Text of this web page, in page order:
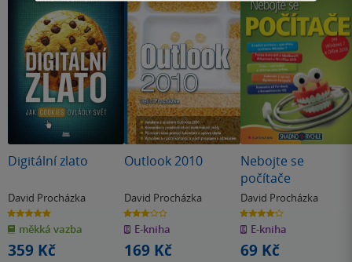
Digitální zlato
David Procházka
5.0
z
5
hvězdiček
měkká vazba
359 Kč
Outlook 2010
David Procházka
3.0
z
5
hvězdiček
E-kniha
169 Kč
Nebojte se
počítače
David Procházka
4.0
z
5
hvězdiček
E-kniha
69 Kč